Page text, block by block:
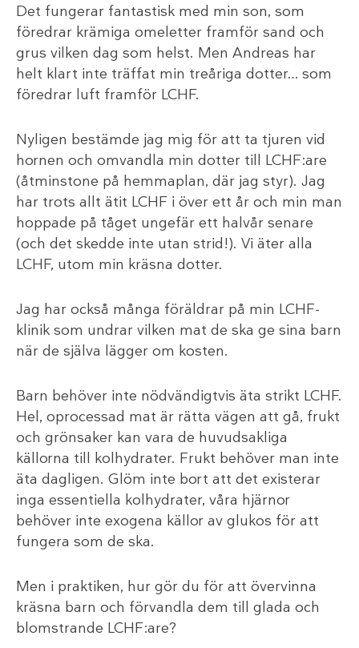
Det fungerar fantastisk med min son, som
föredrar krämiga omeletter framför sand och
grus vilken dag som helst. Men Andreas har
helt klart inte träffat min treåriga dotter… som
föredrar luft framför LCHF.
Nyligen bestämde jag mig för att ta tjuren vid
hornen och omvandla min dotter till LCHF:are
(åtminstone på hemmaplan, där jag styr). Jag
har trots allt ätit LCHF i över ett år och min man
hoppade på tåget ungefär ett halvår senare
(och det skedde inte utan strid!). Vi äter alla
LCHF, utom min kräsna dotter.
Jag har också många föräldrar på min LCHF-
klinik som undrar vilken mat de ska ge sina barn
när de själva lägger om kosten.
Barn behöver inte nödvändigtvis äta strikt LCHF.
Hel, oprocessad mat är rätta vägen att gå, frukt
och grönsaker kan vara de huvudsakliga
källorna till kolhydrater. Frukt behöver man inte
äta dagligen. Glöm inte bort att det existerar
inga essentiella kolhydrater, våra hjärnor
behöver inte exogena källor av glukos för att
fungera som de ska.
Men i praktiken, hur gör du för att övervinna
kräsna barn och förvandla dem till glada och
blomstrande LCHF:are?